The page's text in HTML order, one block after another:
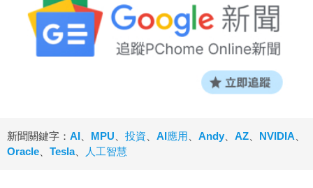
新聞關鍵字： AI MPU 投資 AI應用 Andy AZ NVIDIA
Oracle
Tesla、 人工智慧